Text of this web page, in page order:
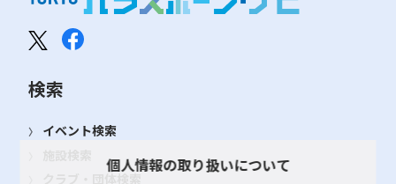
検索
イベント検索
個人情報の取り扱いについて